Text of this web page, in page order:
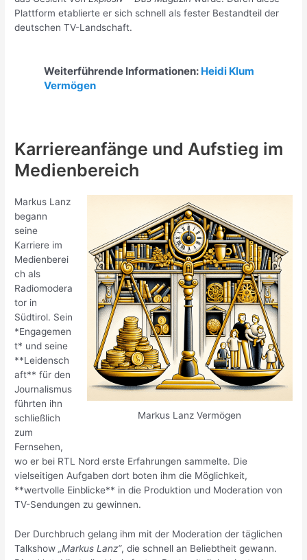
Plattform etablierte er sich schnell als fester Bestandteil der
deutschen TV-Landschaft.
Weiterführende Informationen: Heidi Klum
Vermögen
Karriereanfänge und Aufstieg im
Medienbereich
Markus Lanz Vermögen
Markus Lanz
begann
seine
Karriere im
Medienberei
ch als
Radiomodera
tor in
Südtirol. Sein
*Engagemen
t* und seine
**Leidensch
aft** für den
Journalismus
führten ihn
schließlich
zum
Fernsehen,
wo er bei RTL Nord erste Erfahrungen sammelte. Die
vielseitigen Aufgaben dort boten ihm die Möglichkeit,
**wertvolle Einblicke** in die Produktion und Moderation von
TV-Sendungen zu gewinnen.
Der Durchbruch gelang ihm mit der Moderation der täglichen
Talkshow „Markus Lanz“, die schnell an Beliebtheit gewann.